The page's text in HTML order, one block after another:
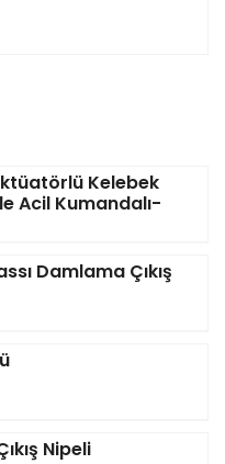
Kelebek
Acil Kumandalı-
Damlama Çıkış
Nipeli